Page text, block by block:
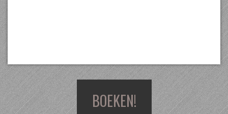
BOEKEN!